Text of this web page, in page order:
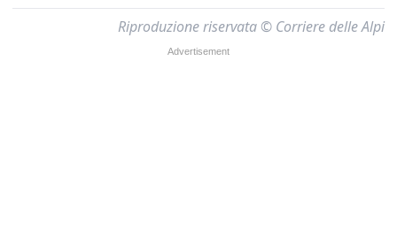
Riproduzione riservata © Corriere delle Alpi